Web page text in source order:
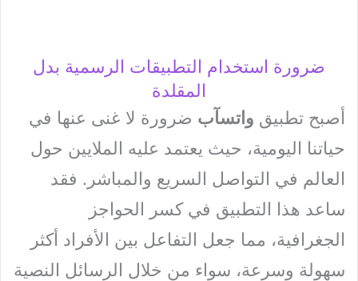
ضرورة استخدام التطبيقات الرسمية بدل
المقلدة
أصبح تطبيق واتسآب ضرورة لا غنى عنها في
حياتنا اليومية، حيث يعتمد عليه الملايين حول
العالم في التواصل السريع والمباشر. فقد
ساعد هذا التطبيق في كسر الحواجز
الجغرافية، مما جعل التفاعل بين الأفراد أكثر
سهولة وسرعة، سواء من خلال الرسائل النصية